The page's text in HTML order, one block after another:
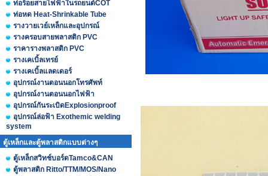
ท่อร้อยสายไฟฟ้าในรถยนต์COT
ท่อหด Heat-Shrinkable Tube
รางวายเวย์เหล็กและอุปกรณ์
รางครอบสายพลาสติก PVC
ราคารางพลาสติก PVC
รางเคเบิ้ลเทรย์
รางเคเบิ้ลแลดเดอร์
อุปกรณ์งานตอนนอกโทรศัพท์
อุปกรณ์งานตอนนอกไฟฟ้า
อุปกรณ์กันระเบิดExplosionproof
อุปกรณ์ล่อฟ้า Exothemic welding
system
ตู้เหล็กและตู้พลาสติกแบบต่างๆ
ตู้เหล็กสวิทช์บอร์ดTamco&CAN
ตู้พลาสติก Ritto/TTM/MOS/Nano